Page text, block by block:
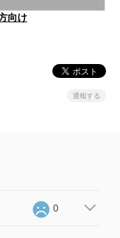
向け
通報する
0